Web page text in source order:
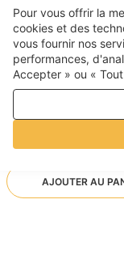
AJOUTER AU
Pour vous offrir la
cookies et des
vous fournir nos
performances,
Accepter » ou «
refuser tout. cookies
de marketing. Pour
confidentialité et de